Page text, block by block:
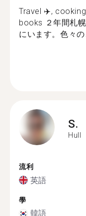
Travel ✈️,
books ２年間札
にいます。色々
S.
Hull
流利
英語
學
韓語